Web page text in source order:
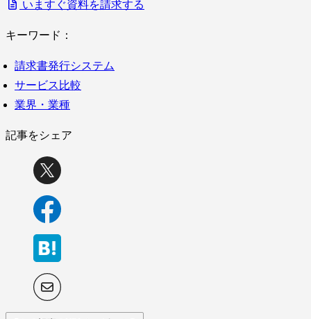
いますぐ資料を請求する
キーワード：
請求書発行システム
サービス比較
業界・業種
記事をシェア